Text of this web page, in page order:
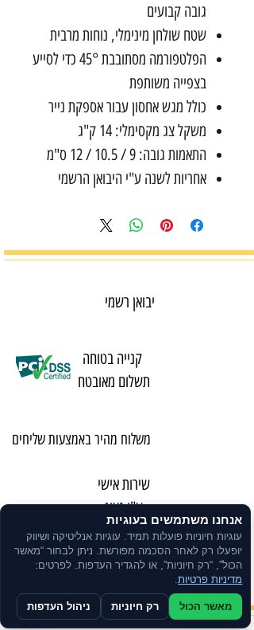
גובה קבועים
שטח שולחן מינימלי, נוחות מרבית
הפלטפורמה מסתובבת 45° כדי לסייע
בצפייה משותפת
כולל מגש אחסון עבור אספקת נייר
משקל צג מקסימלי: 14 ק"ג
התאמות גובה: 9 / 10.5 / 12 ס"מ
אחריות לשנה ע"י היבואן הרשמי
יבואן רשמי
קנייה בטוחה
תשלום מאובטח
משלוח מהיר באמצעות שליחים
שירות אישי
ע"י נציג
ניתן לרכוש
אנחנו משתמשים בעוגיות
עוגיות חיוניות פועלות תמיד. עוגיות אנליטיקה ושיווק
יופעלו רק לאחר הסכמה מפורשת. ניתן לבחור “מאשר
הכול”, “רק חיוניות”, או להגדיר העדפות. לפרטים:
מדיניות פרטיות.
מאשר הכול רק חיוניות ניהול העדפות